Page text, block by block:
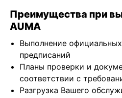
Преимущества при
AUMA
Выполнение
предписаний
Планы проверки и
соответствии с
Разгрузка Вашего